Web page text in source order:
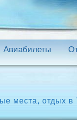
Авиабилеты
места,отдых в